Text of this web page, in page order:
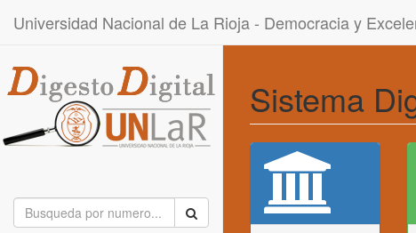
Universidad Nacional de La Rioja - Democracia y
Sistema